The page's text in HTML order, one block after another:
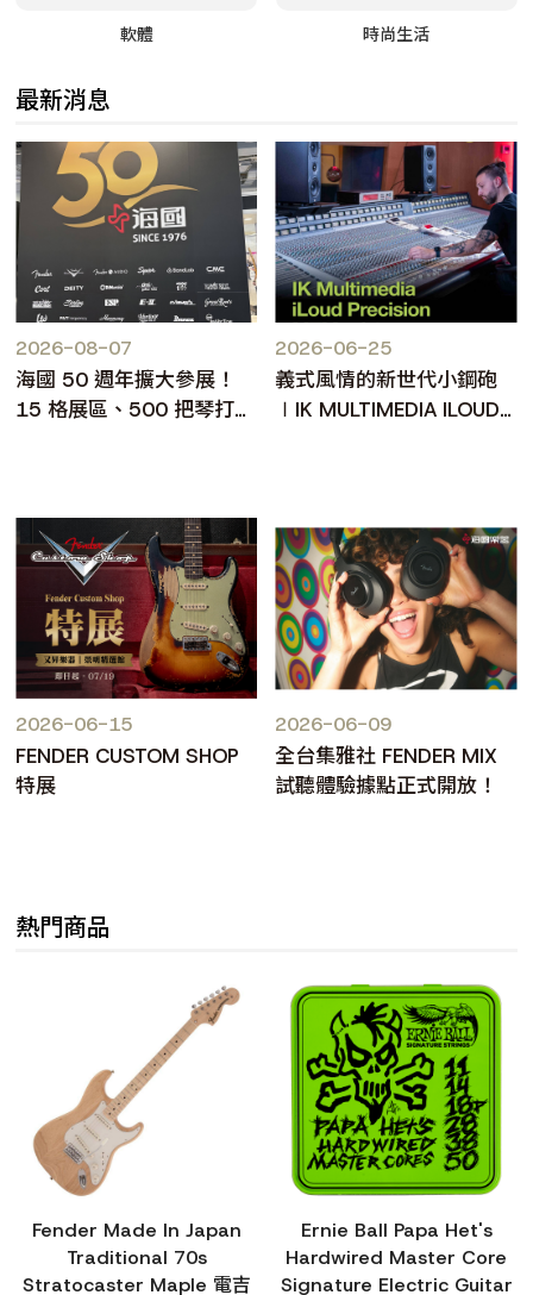
軟體 時尚生活
最新消息
2026-08-07
海國 50 週年擴大參展！
15 格展區、500 把琴打造
2026-06-25
義式風情的新世代小鋼砲
∣IK MULTIMEDIA ILOUD
2026-06-15
FENDER CUSTOM SHOP
特展
2026-06-09
全台集雅社 FENDER MIX
試聽體驗據點正式開放！
熱門商品
Fender Made In Japan
Traditional 70s
Stratocaster Maple 電吉
Ernie Ball Papa Het's
Hardwired Master Core
Signature Electric Guitar